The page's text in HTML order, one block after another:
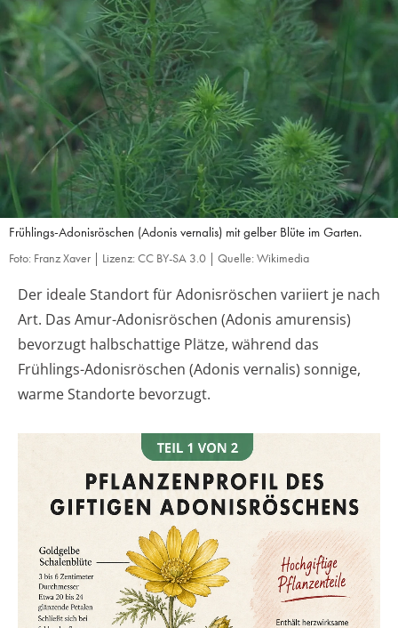
Frühlings-Adonisröschen (Adonis vernalis) mit gelber Blüte im Garten.
Foto: Franz Xaver | Lizenz: CC BY-SA 3.0 | Quelle: Wikimedia
Der ideale Standort für Adonisröschen variiert je nach
Art. Das Amur-Adonisröschen (Adonis amurensis)
bevorzugt halbschattige Plätze, während das
Frühlings-Adonisröschen (Adonis vernalis) sonnige,
warme Standorte bevorzugt.